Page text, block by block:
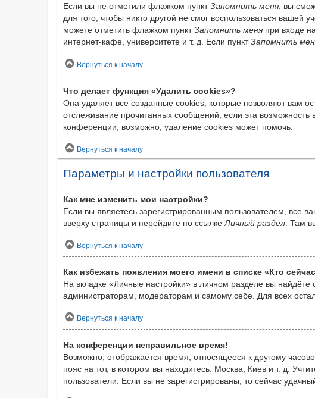
Если вы не отметили флажком пунктЗапомнить меня, вы
для того, чтобы никто другой не смог воспользоваться
можете отметить флажком пунктЗапомнить меня при входе
интернет-кафе, университете и т. д. Если пунктЗапомнить
Вернуться к началу
Что делает функция «Удалить cookies»?
Она удаляет все созданные cookies, которые позволяют вам
отслеживание прочитанных сообщений, если эта
конференции, возможно, удаление cookies может помочь.
Вернуться к началу
Параметры и настройки пользователя
Как мне изменить мои настройки?
Если вы являетесь зарегистрированным пользователем, все
вверху страницы и перейдите по ссылке Личный раздел . Там
Вернуться к началу
Как избежать появления моего имени в списке «Кто
На вкладке «Личные настройки» в личном разделе вы найдёте
администраторам, модераторам и самому себе. Для всех
Вернуться к началу
На конференции неправильное время!
Возможно, отображается время, относящееся к другому
пояс на тот, в котором вы находитесь: Москва, Киев и т. д.
пользователи. Если вы не зарегистрированы, то сейчас